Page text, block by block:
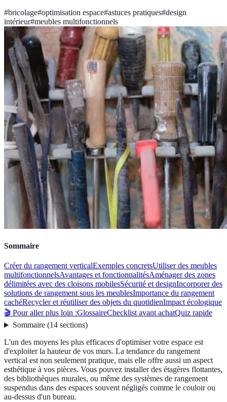
#bricolage#optimisation espace#astuces pratiques#design
intérieur#meubles multifonctionnels
Sommaire
Créer du rangement verticalExemples concretsUtiliser des meubles
multifonctionnelsAvantages et fonctionnalitésAménager des zones
délimitées avec des cloisons mobilesSécurité et designIncorporer des
solutions de rangement sous les meublesImportance du rangement
cachéRecycler et réutiliser des objets du quotidienImpact écologique
🎬 Pour aller plus loin :GlossaireChecklist avant achatQuiz rapide
Sommaire(14 sections)
L'un des moyens les plus efficaces d'optimiser votre espace est
d'exploiter la hauteur de vos murs. La tendance du rangement
vertical est non seulement pratique, mais elle offre aussi un aspect
esthétique à vos pièces. Vous pouvez installer des étagères flottantes,
des bibliothèques murales, ou même des systèmes de rangement
suspendus dans des espaces souvent négligés comme le couloir ou
au-dessus d'un bureau.